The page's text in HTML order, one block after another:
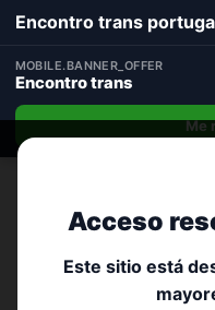
Acceso
Este sitio está
Encontro trans
MOBILE.BANNER_OFFER
Encontro trans
Me
VISEU 303 perfis
Encontro